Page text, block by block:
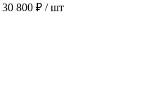
30 800 ₽ / шт